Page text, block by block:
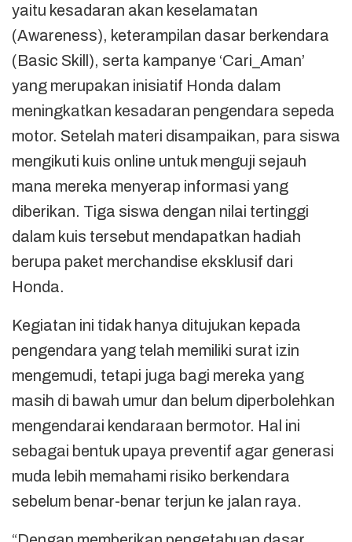
yaitu kesadaran akan keselamatan
(Awareness), keterampilan dasar berkendara
(Basic Skill), serta kampanye ‘Cari_Aman’
yang merupakan inisiatif Honda dalam
meningkatkan kesadaran pengendara sepeda
motor. Setelah materi disampaikan, para siswa
mengikuti kuis online untuk menguji sejauh
mana mereka menyerap informasi yang
diberikan. Tiga siswa dengan nilai tertinggi
dalam kuis tersebut mendapatkan hadiah
berupa paket merchandise eksklusif dari
Honda.
Kegiatan ini tidak hanya ditujukan kepada
pengendara yang telah memiliki surat izin
mengemudi, tetapi juga bagi mereka yang
masih di bawah umur dan belum diperbolehkan
mengendarai kendaraan bermotor. Hal ini
sebagai bentuk upaya preventif agar generasi
muda lebih memahami risiko berkendara
sebelum benar-benar terjun ke jalan raya.